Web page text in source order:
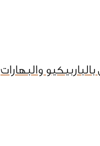
والبهارات